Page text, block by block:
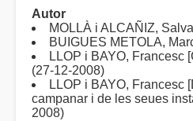
Autor
MOLLÀ i ALCAÑIZ,
BUIGUES METOLA,
LLOP i BAYO, Francesc
(27-12-2008)
LLOP i BAYO, Francesc
campanar i de les seues
2008)